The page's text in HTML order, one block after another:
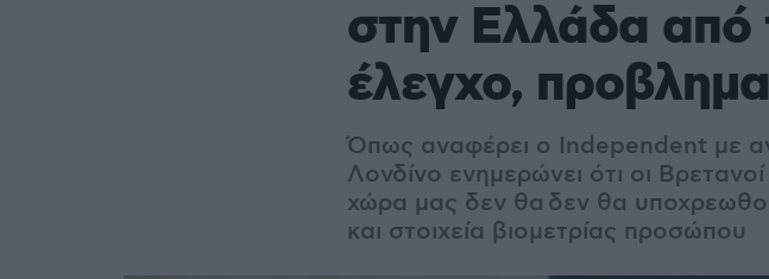
στην Ελλάδα από
έλεγχο,
Όπως αναφέρει ο Independent με
Λονδίνο ενημερώνει ότι οι
χώρα μας δεν θα δεν θα
και στοιχεία βιομετρίας προσώπου